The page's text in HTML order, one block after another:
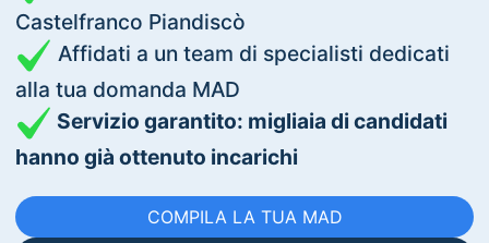
Castelfranco Piandiscò
Affidati a un team di specialisti dedicati
alla tua domanda MAD
Servizio garantito: migliaia di candidati
hanno già ottenuto incarichi
COMPILA LA TUA MAD